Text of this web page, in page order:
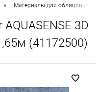
• Материалы для облицовки
3D
(41172500)